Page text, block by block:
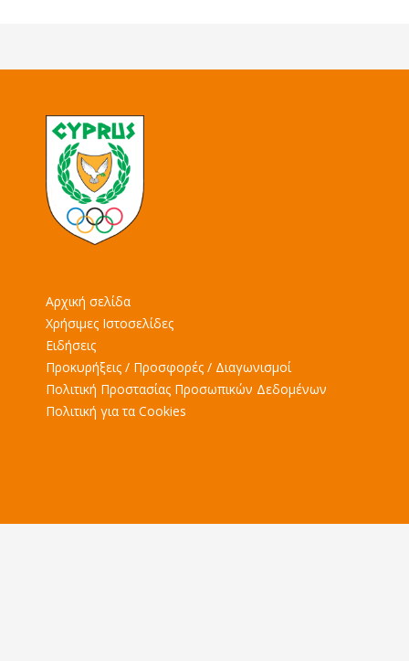
Αρχική σελίδα
Χρήσιμες Ιστοσελίδες
Ειδήσεις
Προκυρήξεις / Προσφορές / Διαγωνισμοί
Πολιτική Προστασίας Προσωπικών Δεδομένων
Πολιτική για τα Cookies